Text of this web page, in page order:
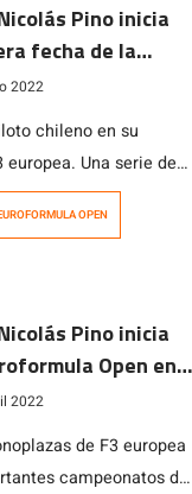
Pino inicia
fecha de la
2022
chileno en su
Una serie de
pero con
largadas,
para Nicolás Pino
OPEN
Pino inicia
Open en
2022
de F3 europea
campeonatos de